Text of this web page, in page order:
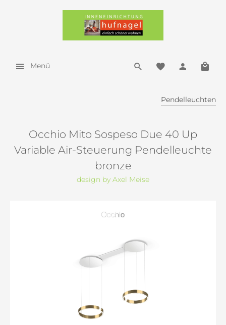
Menü
Pendelleuchten
Occhio Mito Sospeso Due 40 Up
Variable Air-Steuerung Pendelleuchte
bronze
design by Axel Meise